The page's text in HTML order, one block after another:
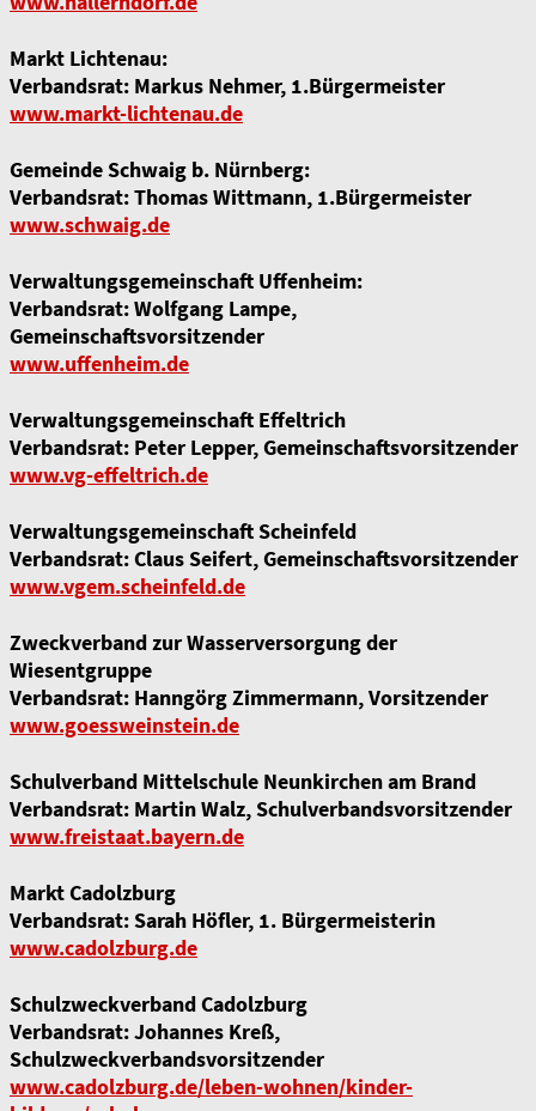
Markt Lichtenau:
Verbandsrat: Markus Nehmer, 1.Bürgermeister
www.markt-lichtenau.de
Gemeinde Schwaig b. Nürnberg:
Verbandsrat: Thomas Wittmann, 1.Bürgermeister
www.schwaig.de
Verwaltungsgemeinschaft Uffenheim:
Verbandsrat: Wolfgang Lampe,
Gemeinschaftsvorsitzender
www.uffenheim.de
Verwaltungsgemeinschaft Effeltrich
Verbandsrat: Peter Lepper, Gemeinschaftsvorsitzender
www.vg-effeltrich.de
Verwaltungsgemeinschaft Scheinfeld
Verbandsrat: Claus Seifert, Gemeinschaftsvorsitzender
www.vgem.scheinfeld.de
Zweckverband zur Wasserversorgung der
Wiesentgruppe
Verbandsrat: Hanngörg Zimmermann, Vorsitzender
www.goessweinstein.de
Schulverband Mittelschule Neunkirchen am Brand
Verbandsrat: Martin Walz, Schulverbandsvorsitzender
www.freistaat.bayern.de
Markt Cadolzburg
Verbandsrat: Sarah Höfler, 1. Bürgermeisterin
www.cadolzburg.de
Schulzweckverband Cadolzburg
Verbandsrat: Johannes Kreß,
Schulzweckverbandsvorsitzender
www.cadolzburg.de/leben-wohnen/kinder-